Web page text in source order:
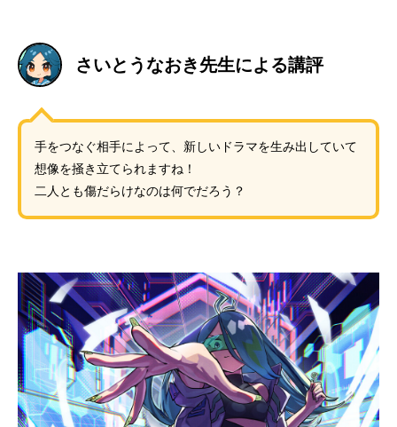
さいとうなおき先生による講評
手をつなぐ相手によって、新しいドラマを生み出していて
想像を掻き立てられますね！
二人とも傷だらけなのは何でだろう？